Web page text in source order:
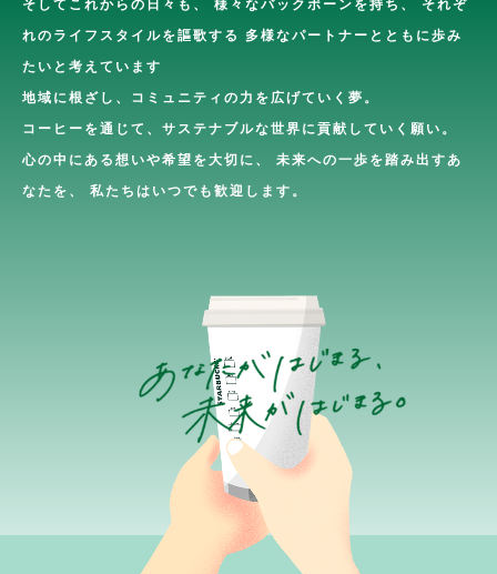
そしてこれからの日々も、 様々なバックボーンを持ち、
それぞ
れのライフスタイルを謳歌する 多様なパートナーとともに歩み
たいと考えています
地域に根ざし、コミュニティの力を広げていく夢。
コーヒーを通じて、サステナブルな世界に貢献していく願い。
心の中にある想いや希望を大切に、
未来への一歩を踏み出すあ
なたを、
私たちはいつでも歓迎します。